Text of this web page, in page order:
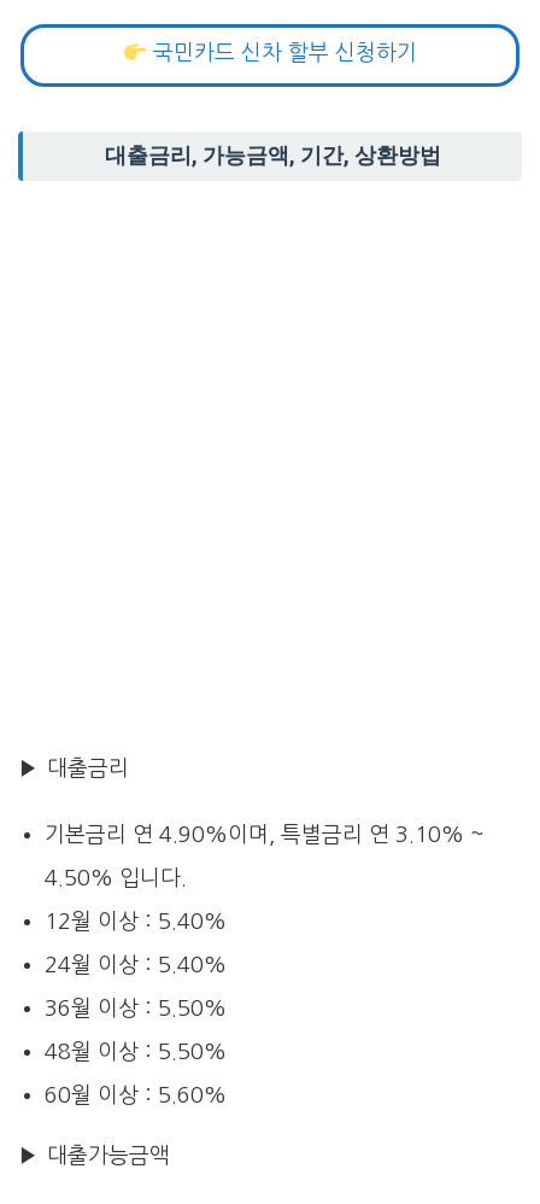
국민카드 신차 할부 신청하기
대출금리, 가능금액, 기간, 상환방법
▶ 대출금리
기본금리 연 4.90%이며, 특별금리 연 3.10% ~
4.50% 입니다.
12월 이상 : 5.40%
24월 이상 : 5.40%
36월 이상 : 5.50%
48월 이상 : 5.50%
60월 이상 : 5.60%
▶ 대출가능금액